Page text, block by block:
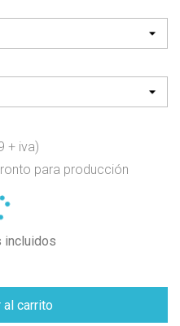
+ iva)
para producción
incluidos
al carrito